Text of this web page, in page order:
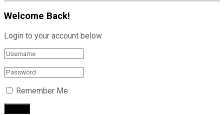
Welcome Back!
Login to your account below
Remember Me